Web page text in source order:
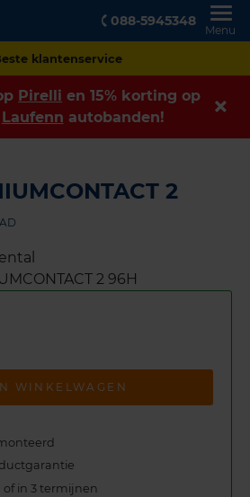
088-5945348
Menu
Achteraf betalen
Pirelli en 15% korting op
Laufenn autobanden!
2
WINKELWAGEN
in 3 termijnen